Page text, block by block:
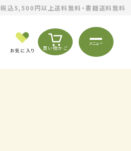
税込5,500円以上送料無料・書籍送料無料
お気に入り 買い物かご
メニュー